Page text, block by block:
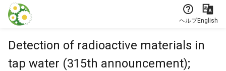
本文に飛ぶ
ヘルプEnglish
Detection of radioactive materials in
tap water (315th announcement);